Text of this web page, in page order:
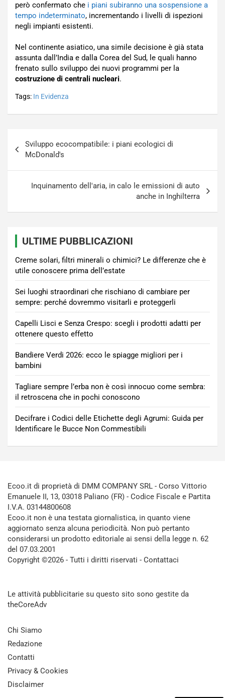
però confermato che i piani subiranno una sospensione a
tempo indeterminato, incrementando i livelli di ispezioni
negli impianti esistenti.
Nel continente asiatico, una simile decisione è già stata
assunta dall’India e dalla Corea del Sud, le quali hanno
frenato sullo sviluppo dei nuovi programmi per la
costruzione di centrali nucleari.
Tags: In Evidenza
articoli
Sviluppo ecocompatibile: i piani ecologici di
McDonald's
Inquinamento dell'aria, in calo le emissioni di auto
anche in Inghilterra
ULTIME PUBBLICAZIONI
Creme solari, filtri minerali o chimici? Le differenze che è
utile conoscere prima dell’estate
Sei luoghi straordinari che rischiano di cambiare per
sempre: perché dovremmo visitarli e proteggerli
Capelli Lisci e Senza Crespo: scegli i prodotti adatti per
ottenere questo effetto
Bandiere Verdi 2026: ecco le spiagge migliori per i
bambini
Tagliare sempre l’erba non è così innocuo come sembra:
il retroscena che in pochi conoscono
Decifrare i Codici delle Etichette degli Agrumi: Guida per
Identificare le Bucce Non Commestibili
Ecoo.it di proprietà di DMM COMPANY SRL - Corso Vittorio
Emanuele II, 13, 03018 Paliano (FR) - Codice Fiscale e Partita
I.V.A. 03144800608
Ecoo.it non è una testata giornalistica, in quanto viene
aggiornato senza alcuna periodicità. Non può pertanto
considerarsi un prodotto editoriale ai sensi della legge n. 62
del 07.03.2001
Copyright ©2026 - Tutti i diritti riservati - Contattaci
Le attività pubblicitarie su questo sito sono gestite da
theCoreAdv
Chi Siamo
Redazione
Contatti
Privacy & Cookies
Disclaimer